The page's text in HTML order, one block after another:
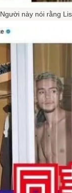
Người này nói rằng